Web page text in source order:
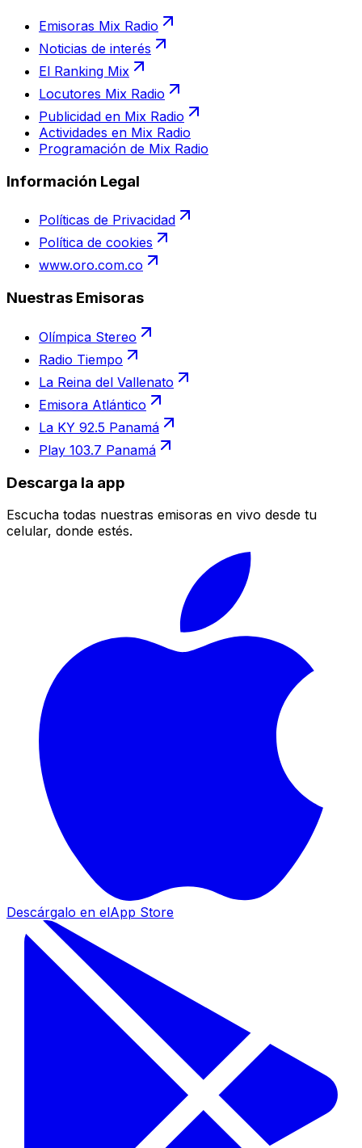
Emisoras Mix Radio
Noticias de interés
El Ranking Mix
Locutores Mix Radio
Publicidad en Mix Radio
Actividades en Mix Radio
Programación de Mix Radio
Información Legal
Políticas de Privacidad
Política de cookies
www.oro.com.co
Nuestras Emisoras
Olímpica Stereo
Radio Tiempo
La Reina del Vallenato
Emisora Atlántico
La KY 92.5 Panamá
Play 103.7 Panamá
Descarga la app
Escucha todas nuestras emisoras en vivo desde tu
celular, donde estés.
Descárgalo en elApp Store